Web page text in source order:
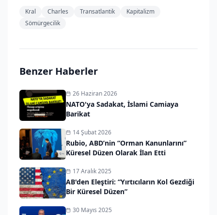
Kral Charles Transatlantik
Kapitalizm
Sömürgecilik
Benzer Haberler
26 Haziran 2026
NATO'ya Sadakat, İslami Camiaya
Barikat
14 Şubat 2026
Rubio, ABD’nin “Orman Kanunlarını”
Küresel Düzen Olarak İlan Etti
17 Aralık 2025
AB'den Eleştiri: “Yırtıcıların Kol Gezdiği
Bir Küresel Düzen”
30 Mayıs 2025